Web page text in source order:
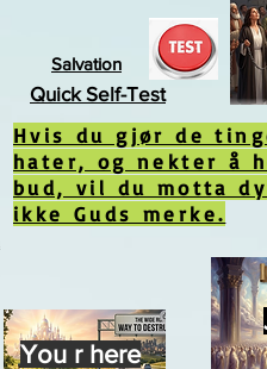
Hvis du gjør de
hater, og nekter å
bud, vil du motta
ikke Guds merke.
Quick Self-Test
Salvation
You r here